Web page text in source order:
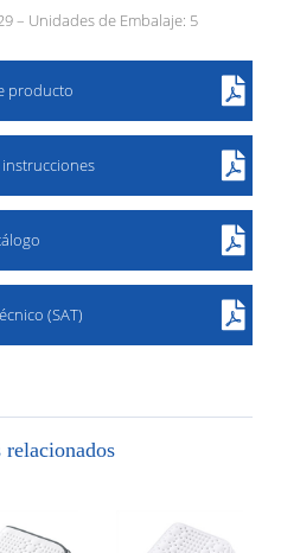
– Unidades de Embalaje: 5
producto
(SAT)
relacionados